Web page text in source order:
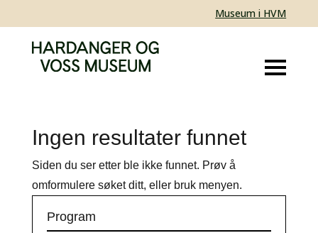
Museum i HVM
Ingen resultater funnet
Siden du ser etter ble ikke funnet. Prøv å
omformulere søket ditt, eller bruk menyen.
Program